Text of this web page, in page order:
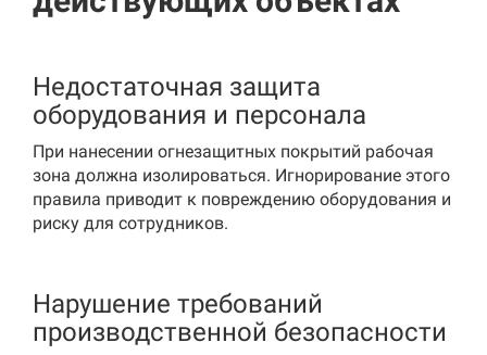
Недостаточная защита
оборудования и персонала
При нанесении огнезащитных покрытий рабочая
зона должна изолироваться. Игнорирование этого
правила приводит к повреждению оборудования и
риску для сотрудников.
Нарушение требований
производственной безопасности